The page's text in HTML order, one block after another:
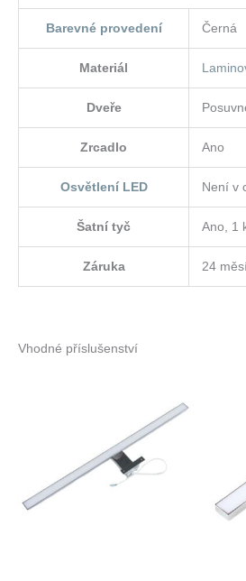
Barevné provedení Černá
Materiál
Dveře
Zrcadlo Ano
Osvětlení LED Není v
Šatní tyč Ano, 1
Záruka 24
Vhodné příslušenství